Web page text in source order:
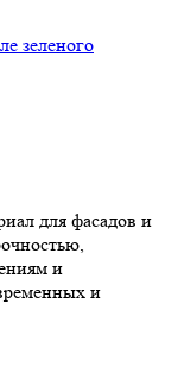
для фасадов и
и
и